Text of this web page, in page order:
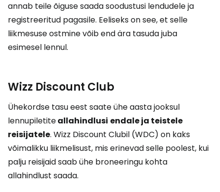
annab teile õiguse saada soodustusi lendudele ja
registreeritud pagasile. Eeliseks on see, et selle
liikmesuse ostmine võib end ära tasuda juba
esimesel lennul.
Wizz Discount Club
Ühekordse tasu eest saate ühe aasta jooksul
lennupiletiteallahindlusi endale ja teistele
reisijatele. Wizz Discount Clubil (WDC) on kaks
võimalikku liikmelisust, mis erinevad selle poolest, kui
palju reisijaid saab ühe broneeringu kohta
allahindlust saada.